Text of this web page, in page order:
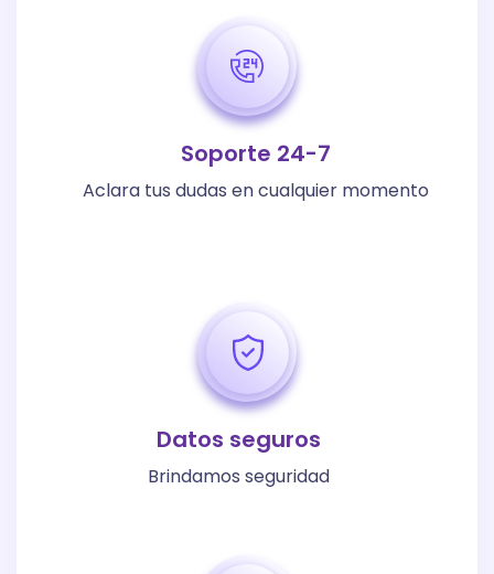
Datos seguros
Brindamos seguridad
Soporte 24-7
Aclara tus dudas en cualquier momento